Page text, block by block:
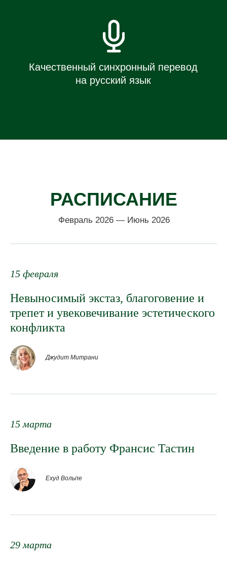
15 февраля
Невыносимый экстаз, благоговение и
трепет и увековечивание эстетического
конфликта
Джудит Митрани
15 марта
Введение в работу Франсис Тастин
Ехуд Вольпе
29 марта